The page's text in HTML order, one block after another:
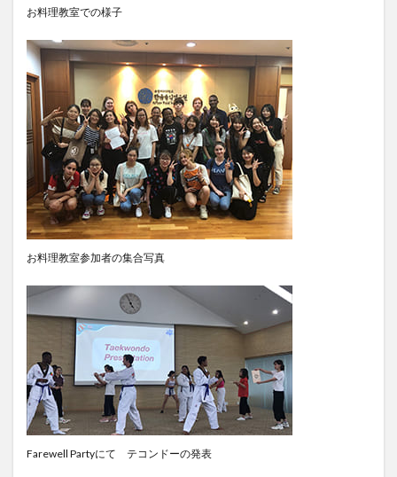
お料理教室での様子
お料理教室参加者の集合写真
Farewell Partyにて テコンドーの発表